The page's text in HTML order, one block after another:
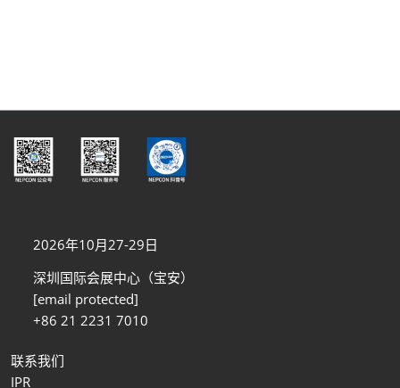
2026年10月27-29日
深圳国际会展中心（宝安）
[email protected]
+86 21 2231 7010
联系我们
IPR